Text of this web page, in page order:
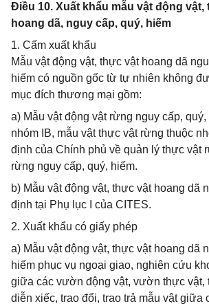
Điều 10. Xuất khẩu mẫu vật động vật,
hoang dã, nguy cấp, quý, hiếm
1. Cấm xuất khẩu
Mẫu vật động vật, thực vật hoang dã
hiếm có nguồn gốc từ tự nhiên không
mục đích thương mại gồm:
a) Mẫu vật động vật rừng nguy cấp,
nhóm IB, mẫu vật thực vật rừng thuộc
định của Chính phủ về quản lý thực vật
rừng nguy cấp, quý, hiếm.
b) Mẫu vật động vật, thực vật hoang dã
định tại Phụ lục I của CITES.
2. Xuất khẩu có giấy phép
a) Mẫu vật động vật, thực vật hoang dã
hiếm phục vụ ngoại giao, nghiên cứu
giữa các vườn động vật, vườn thực vật,
diễn xiếc, trao đổi, trao trả mẫu vật giữa